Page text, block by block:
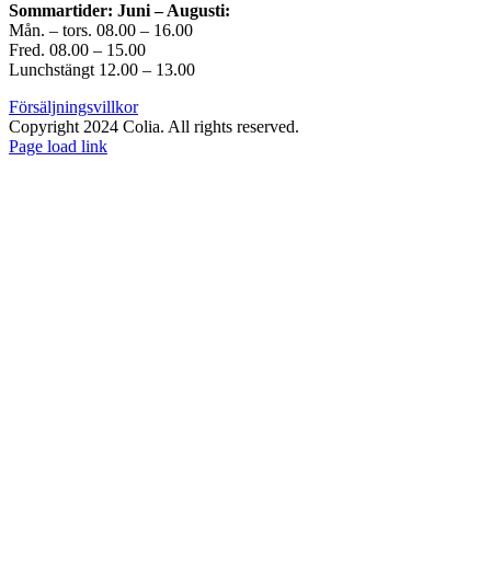
Sommartider: Juni – Augusti:
Mån. – tors. 08.00 – 16.00
Fred. 08.00 – 15.00
Lunchstängt 12.00 – 13.00
Försäljningsvillkor
Copyright 2024 Colia. All rights reserved.
Page load link